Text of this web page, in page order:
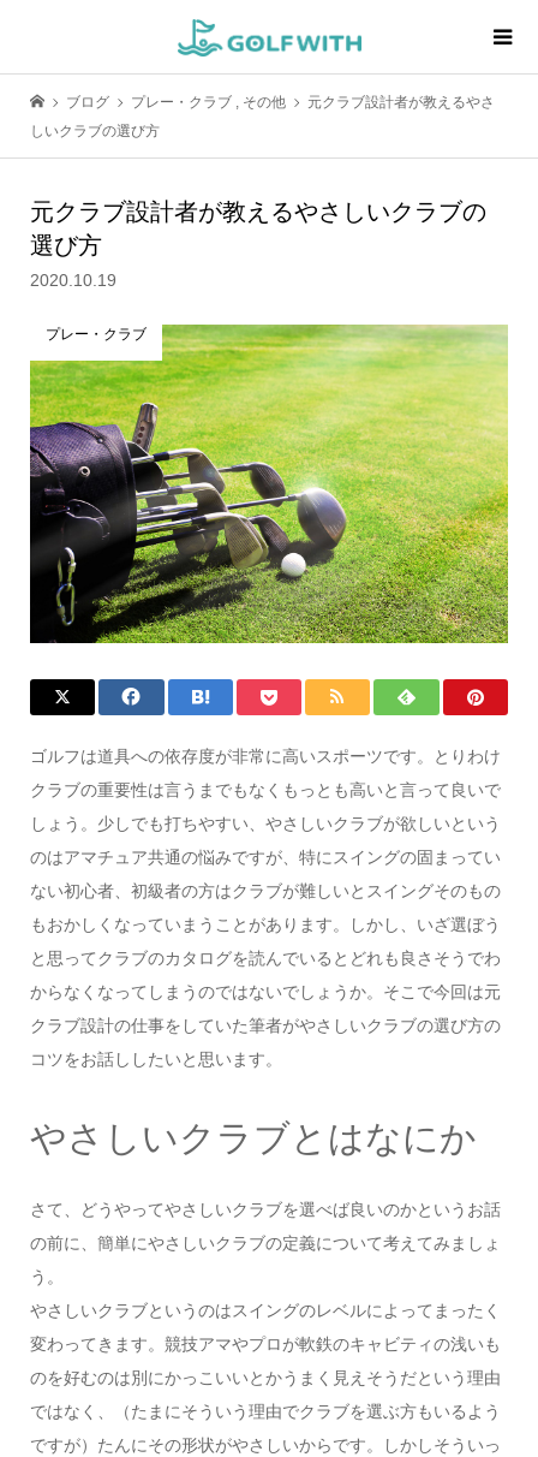
ブログ プレー・クラブ , その他
元クラブ設計者が教えるやさ
しいクラブの選び方
元クラブ設計者が教えるやさしいクラブの
選び方
2020.10.19
プレー・クラブ
ゴルフは道具への依存度が非常に高いスポーツです。とりわけ
クラブの重要性は言うまでもなくもっとも高いと言って良いで
しょう。少しでも打ちやすい、やさしいクラブが欲しいという
のはアマチュア共通の悩みですが、特にスイングの固まってい
ない初心者、初級者の方はクラブが難しいとスイングそのもの
もおかしくなっていまうことがあります。しかし、いざ選ぼう
と思ってクラブのカタログを読んでいるとどれも良さそうでわ
からなくなってしまうのではないでしょうか。そこで今回は元
クラブ設計の仕事をしていた筆者がやさしいクラブの選び方の
コツをお話ししたいと思います。
やさしいクラブとはなにか
さて、どうやってやさしいクラブを選べば良いのかというお話
の前に、簡単にやさしいクラブの定義について考えてみましょ
う。
やさしいクラブというのはスイングのレベルによってまったく
変わってきます。競技アマやプロが軟鉄のキャビティの浅いも
のを好むのは別にかっこいいとかうまく見えそうだという理由
ではなく、（たまにそういう理由でクラブを選ぶ方もいるよう
ですが）たんにその形状がやさしいからです。しかしそういっ